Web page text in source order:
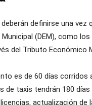
definirse una
(DEM), como
del Tributo Económico
es de 60 días
de taxis tendrán 180
actualización